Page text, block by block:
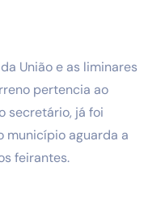
União e as liminares
pertencia ao
secretário, já foi
município aguarda a
feirantes.